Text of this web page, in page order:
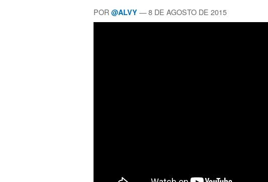
POR @ALVY — 8 DE AGOSTO DE 2015